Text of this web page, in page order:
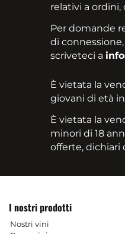
relativi a
Per domande
di connessione,
scriveteci a
È vietata la
giovani di età
È vietata la
minori di 18
offerte, dichiari
I nostri prodotti
Nostri vini